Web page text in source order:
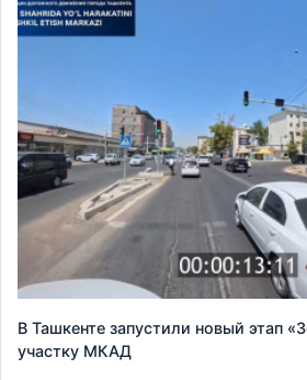
В Ташкенте запустили новый этап
участку МКАД